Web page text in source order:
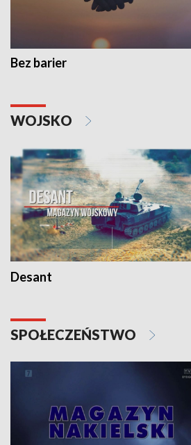
Bez barier
WOJSKO
Desant
SPOŁECZEŃSTWO